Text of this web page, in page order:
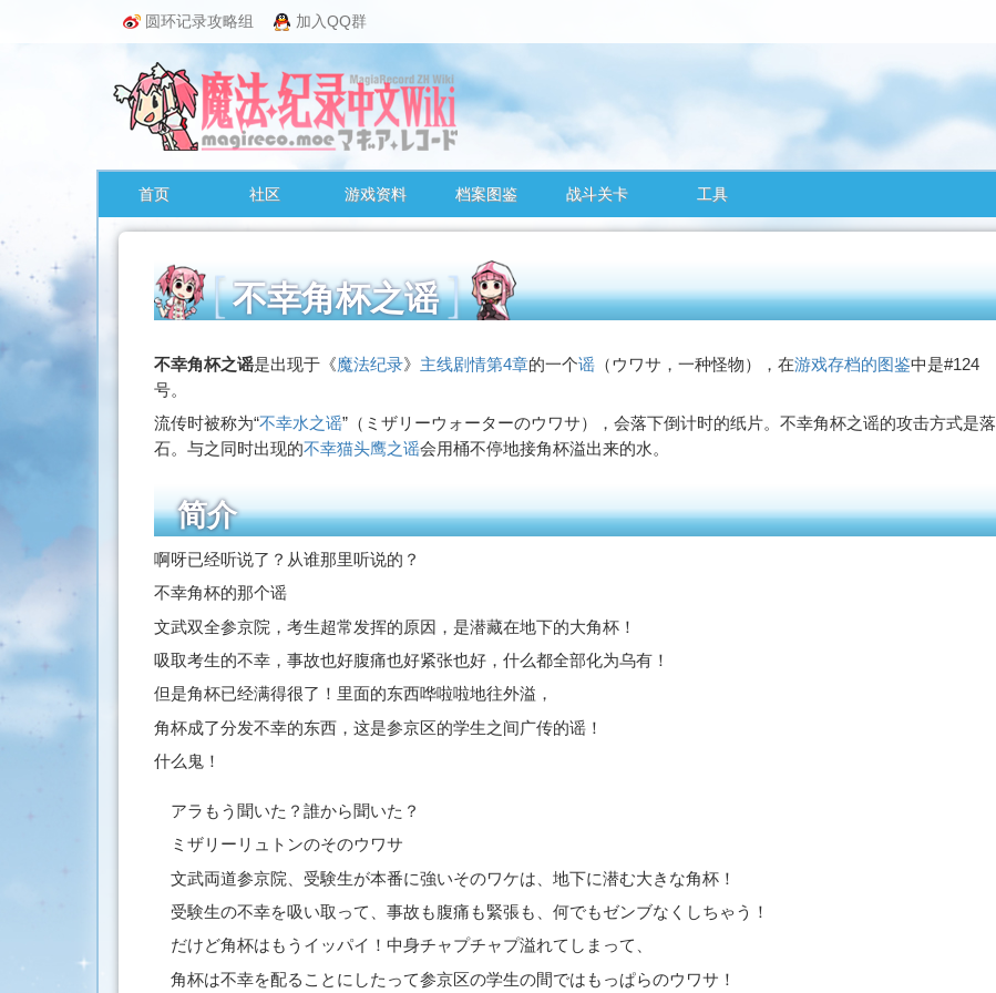
圆环记录攻略组 加入QQ群
首页 社区 游戏资料 档案图鉴 战斗关卡 工具
不幸角杯之谣
跳
转
导
航
索
不幸角杯之谣是出现于《魔法纪录》 主线剧情第4章的一个谣 （ウワサ ，一种怪物），在游戏存档的图鉴中是#124
号。
流传时被称为“不幸水之谣”（ ミザリーウォーターのウワサ），会落下倒计时的纸片。不幸角杯之谣的攻击方式是落
石。与之同时出现的不幸猫头鹰之谣会用桶不停地接角杯溢出来的水。
简介
啊呀已经听说了？从谁那里听说的？
不幸角杯的那个谣
文武双全参京院，考生超常发挥的原因，是潜藏在地下的大角杯！
吸取考生的不幸，事故也好腹痛也好紧张也好，什么都全部化为乌有！
但是角杯已经满得很了！里面的东西哗啦啦地往外溢，
角杯成了分发不幸的东西，这是参京区的学生之间广传的谣！
什么鬼！
アラもう聞いた？誰から聞いた？
ミザリーリュトンのそのウワサ
文武両道参京院、受験生が本番に強いそのワケは、地下に潜む大きな角杯！
受験生の不幸を吸い取って、事故も腹痛も緊張も、何でもゼンブなくしちゃう！
だけど角杯はもうイッパイ！中身チャプチャプ溢れてしまって、
角杯は不幸を配ることにしたって参京区の学生の間ではもっぱらのウワサ！